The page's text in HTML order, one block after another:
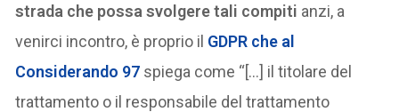
strada che possa svolgere tali compiti anzi, a
venirci incontro, è proprio il GDPR che al
Considerando 97 spiega come “[…] il titolare del
trattamento o il responsabile del trattamento